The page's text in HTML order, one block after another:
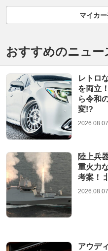
マイカ
おすすめのニュー
レトロ
を両立
ら令和
変!?
2026.08.07
陸上兵
重火力
考案！
2026.08.07
アウデ